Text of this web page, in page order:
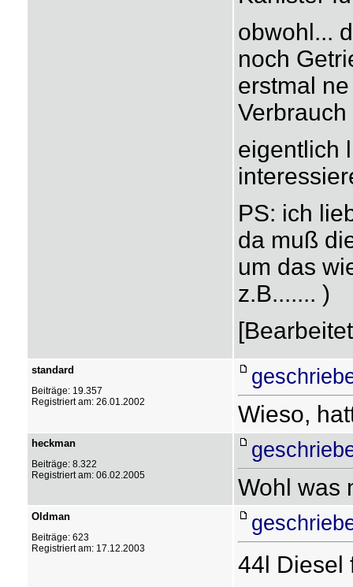
obwohl...
noch
erstmal
Verbrauch
eigentlich
PS: ich
da muß
um das
z.B....... )
standard
Beiträge: 19.357
Registriert am: 26.01.2002
Wieso,
heckman
Beiträge: 8.322
Registriert am: 06.02.2005
Wohl was
Oldman
Beiträge: 623
Registriert am: 17.12.2003
44l Diesel